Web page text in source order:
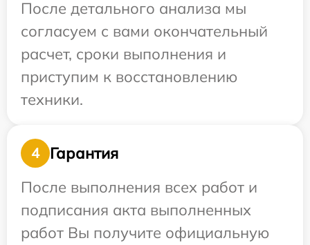
После детального анализа мы
согласуем с вами окончательный
расчет, сроки выполнения и
приступим к восстановлению
техники.
4
Гарантия
После выполнения всех работ и
подписания акта выполненных
работ Вы получите официальную